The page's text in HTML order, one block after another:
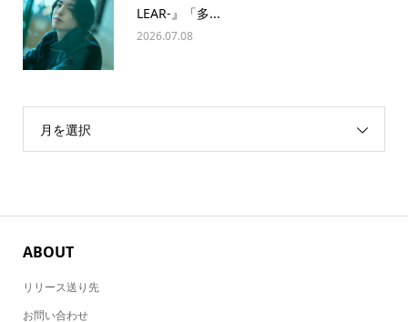
LEAR-』「多...
2026.07.08
月を選択
ABOUT
リリース送り先
お問い合わせ